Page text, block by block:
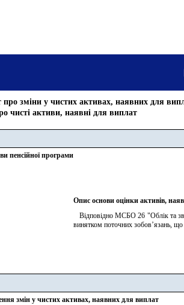
про зміни у чистих активах, наявних для
чисті активи, наявні для виплат
пенсійної програми
Опис основи оцінки активів,
Відповідно МСБО 26 "Облік та
винятком поточних зобов’язань,
змін у чистих активах, наявних для виплат